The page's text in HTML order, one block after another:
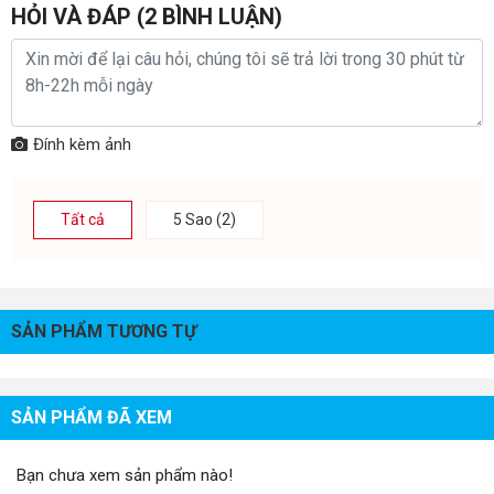
quả hơn 8 năm phát triển với tinh thần nỗ lực không ngừng.
Karofi luôn trung thành và hướng tới mục tiêu chính là bảo vệ và đảm
bảo an toàn cho sức khỏe mọi người bằng nguồn nước sạch tinh
Đặc biệt!
được nhà nước công nhận. Trải quả nhiều quy trình kiệm duyệt gắt
gao, Karofi là thương hiệu đầu tiên và duy nhất đạt chứng
HỎI VÀ ĐÁP (2 BÌNH LUẬN)
Đính kèm ảnh
Tất cả 5 Sao (2)
SẢN PHẨM TƯƠNG TỰ
SẢN PHẨM ĐÃ XEM
Bạn chưa xem sản phẩm nào!